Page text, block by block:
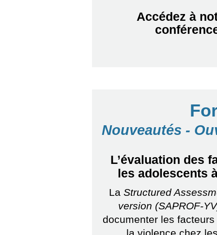
Accédez à
Nouveautés -
L’évaluation des
les adolescents
La Structured
version (SAPROF-
documenter les